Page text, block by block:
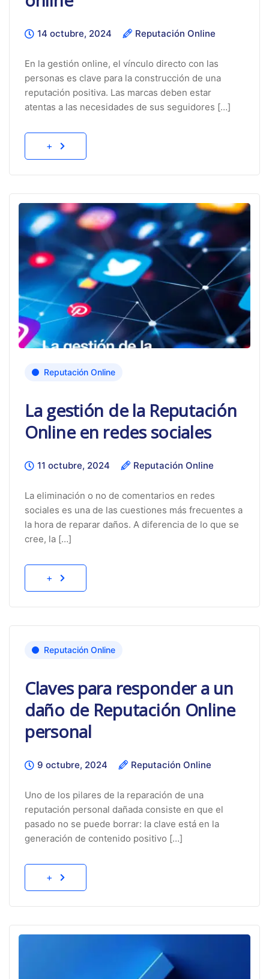
14 octubre, 2024 Reputación Online
En la gestión online, el vínculo directo con las
personas es clave para la construcción de una
reputación positiva. Las marcas deben estar
atentas a las necesidades de sus seguidores […]
+
Reputación Online
La gestión de la Reputación
Online en redes sociales
11 octubre, 2024 Reputación Online
La eliminación o no de comentarios en redes
sociales es una de las cuestiones más frecuentes a
la hora de reparar daños. A diferencia de lo que se
cree, la […]
+
Reputación Online
Claves para responder a un
daño de Reputación Online
personal
9 octubre, 2024 Reputación Online
Uno de los pilares de la reparación de una
reputación personal dañada consiste en que el
pasado no se puede borrar: la clave está en la
generación de contenido positivo […]
+